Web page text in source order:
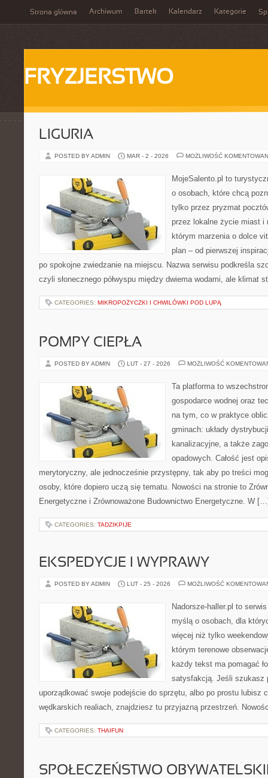
Strona główna Archiwum Bartek Kalendarz Kategorie
FRYZJERSTWO
LIGURIA
POSTED BY ADMIN MAR - 2 - 2026 MOŻLIWOŚĆ
MojeSalento.pl to
o osobach, które chcą
tylko przez pryzmat
przez lokalne życie miast i
którym marzenia o dolce
plan – od pierwszej
po spokojne zwiedzanie na miejscu. Nazwa serwisu podkreśla
czyli słonecznego półwyspu między dwiema wodami, ale klimat
CATEGORIES: MIKROPOŻYCZKI I CHWILÓWKI POD LUPĄ
POMPY CIEPŁA
POSTED BY ADMIN LUT - 27 - 2026 MOŻLIWOŚĆ
Ta platforma to
gospodarce wodnej oraz
na tym, co w praktyce
gminach: układy
kanalizacyjne, a także
opadowych. Całość jest
merytoryczny, ale jednocześnie przystępny, tak aby po treści
osoby, które dopiero uczą się tematu. Nowości na stronie to
Energetyczne i Zrównoważone Budownictwo Energetyczne. W
CATEGORIES: TADZIKPIJE
EKSPEDYCJE I WYPRAWY
POSTED BY ADMIN LUT - 25 - 2026 MOŻLIWOŚĆ
Nadorsze-haller.pl to
myślą o osobach, dla
więcej niż tylko
którym terenowe
każdy tekst ma pomagać
satysfakcją. Jeśli szukasz
uporządkować swoje podejście do sprzętu, albo po prostu lubisz
wędkarskich realiach, znajdziesz tu przyjazną przestrzeń.
CATEGORIES: THAIFUN
SPOŁECZEŃSTWO